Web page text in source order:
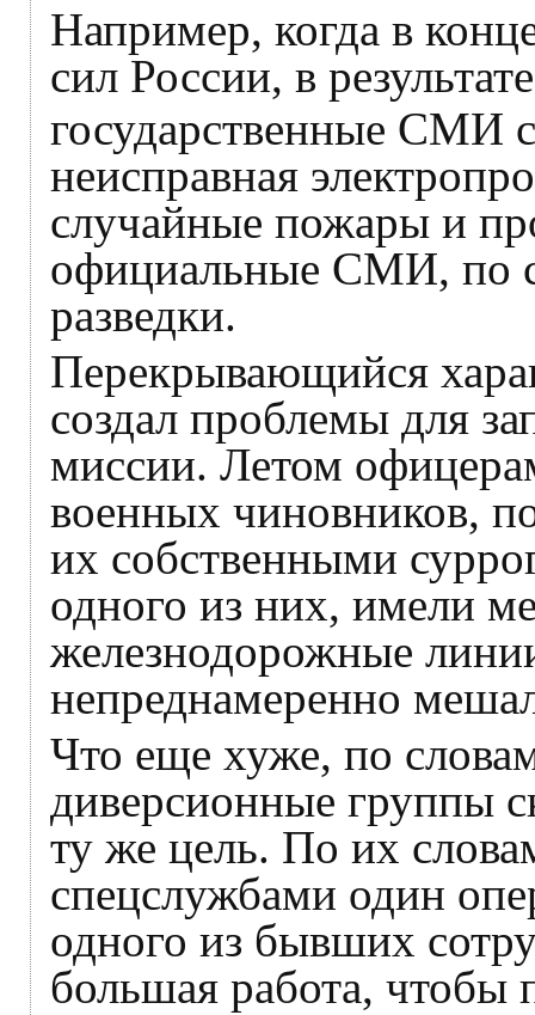
Например, когда в
сил России, в
государственные СМИ
неисправная
случайные пожары и
официальные СМИ, по
разведки.
Перекрывающийся
создал проблемы для
миссии. Летом
военных чиновников,
их собственными
одного из них, имели
железнодорожные
непреднамеренно
Что еще хуже, по
диверсионные группы
ту же цель. По их
спецслужбами один
одного из бывших
большая работа, чтобы